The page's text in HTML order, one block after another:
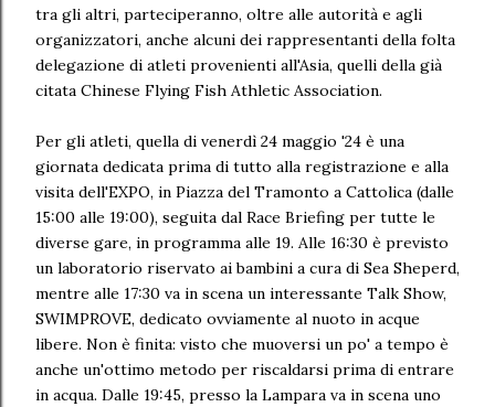
tra gli altri, parteciperanno, oltre alle autorità e agli
organizzatori, anche alcuni dei rappresentanti della folta
delegazione di atleti provenienti all'Asia, quelli della già
citata Chinese Flying Fish Athletic Association.
Per gli atleti, quella di venerdì 24 maggio '24 è una
giornata dedicata prima di tutto alla registrazione e alla
visita dell'EXPO, in Piazza del Tramonto a Cattolica (dalle
15:00 alle 19:00), seguita dal Race Briefing per tutte le
diverse gare, in programma alle 19. Alle 16:30 è previsto
un laboratorio riservato ai bambini a cura di Sea Sheperd,
mentre alle 17:30 va in scena un interessante Talk Show,
SWIMPROVE, dedicato ovviamente al nuoto in acque
libere. Non è finita: visto che muoversi un po' a tempo è
anche un'ottimo metodo per riscaldarsi prima di entrare
in acqua. Dalle 19:45, presso la Lampara va in scena uno